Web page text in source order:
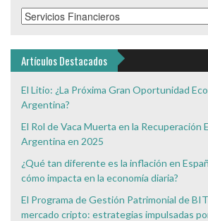
Categorías
de
Artículos Destacados
El Litio: ¿La Próxima Gran Oportunidad
Argentina?
El Rol de Vaca Muerta en la Recuperación
Argentina en 2025
¿Qué tan diferente es la inflación en
cómo impacta en la economía diaria?
El Programa de Gestión Patrimonial de
mercado cripto: estrategias impulsadas